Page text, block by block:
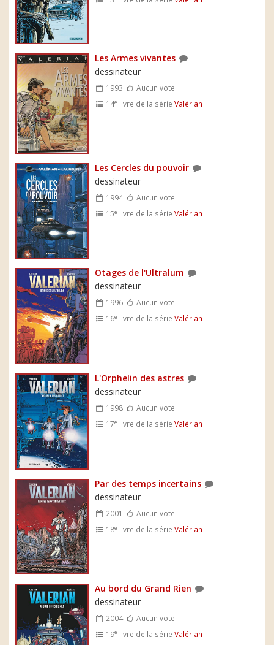
Les Armes vivantes
dessinateur
1993
Aucun vote
14e livre de la sérieValérian
Les Cercles du pouvoir
dessinateur
1994
Aucun vote
15e livre de la sérieValérian
Otages de l'Ultralum
dessinateur
1996
Aucun vote
16e livre de la sérieValérian
L'Orphelin des astres
dessinateur
1998
Aucun vote
17e livre de la sérieValérian
Par des temps incertains
dessinateur
2001
Aucun vote
18e livre de la sérieValérian
Au bord du Grand Rien
dessinateur
2004
Aucun vote
19e livre de la sérieValérian